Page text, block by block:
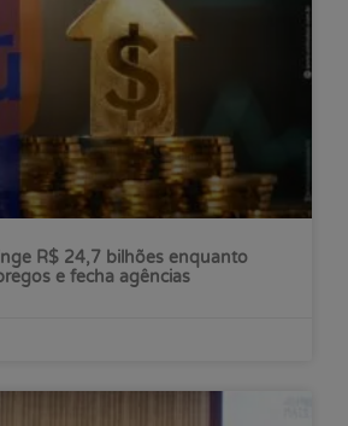
R$ 24,7 bilhões enquanto
e fecha agências